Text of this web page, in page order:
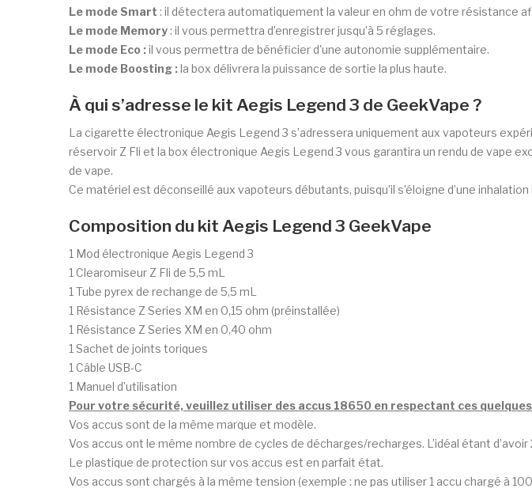
Le mode Smart : il détectera automatiquement la valeur en ohm de votre résistance
Le mode Memory: il vous permettra d’enregistrer jusqu’à 5 réglages.
Le mode Eco :il vous permettra de bénéficier d'une autonomie supplémentaire.
Le mode Boosting :la box délivrera la puissance de sortie la plus haute.
À qui s’adresse le kit Aegis Legend 3 de GeekVape ?
La cigarette électronique Aegis Legend 3 s’adressera uniquement aux vapoteurs
réservoir Z Fli et la box électronique Aegis Legend 3 vous garantira un rendu de vape
de vape.
Ce matériel est déconseillé aux vapoteurs débutants, puisqu’il s’éloigne d’une
Composition du kit Aegis Legend 3 GeekVape
1 Mod électronique Aegis Legend 3
1 Clearomiseur Z Fli de 5,5 mL
1 Tube pyrex de rechange de 5,5 mL
1 Résistance Z Series XM en 0,15 ohm (préinstallée)
1 Résistance Z Series XM en 0,40 ohm
1 Sachet de joints toriques
1 Câble USB-C
1 Manuel d’utilisation
Pour votre sécurité, veuillez utiliser des accus 18650 en respectant ces
Vos accus sont de la même marque et modèle.
Vos accus ont le même nombre de cycles de décharges/recharges. L’idéal étant
Le plastique de protection sur vos accus est en parfait état.
Vos accus sont chargés à la même tension (exemple : ne pas utiliser 1 accu chargé à